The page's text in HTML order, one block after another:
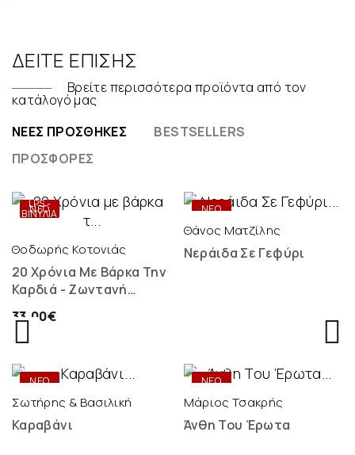
ΔΕΊΤΕ ΕΠΊΣΗΣ
Βρείτε περισσότερα προϊόντα από τον
κατάλογό μας
ΝΈΕΣ ΠΡΟΣΘΉΚΕΣ
BESTSELLERS
ΠΡΟΣΦΟΡΈΣ
ΝΕΟ
LPS -
ΒΙΝΎΛΙΑ
Θοδωρής Κοτονιάς
20 Χρόνια Με Βάρκα Την
Καρδιά - Ζωντανή
33,00€
ΝΕΟ
DIGITAL
Σωτήρης & Βασιλική
Καραβάνι
ΝΕΟ
DIGITAL
Θάνος Ματζίλης
Νεράιδα Σε Γεφύρι
ΝΕΟ
DIGITAL
Μάριος Τσακρής
Άνθη Του Έρωτα